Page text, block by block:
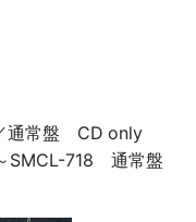
通常盤 CD only
SMCL-718 通常盤